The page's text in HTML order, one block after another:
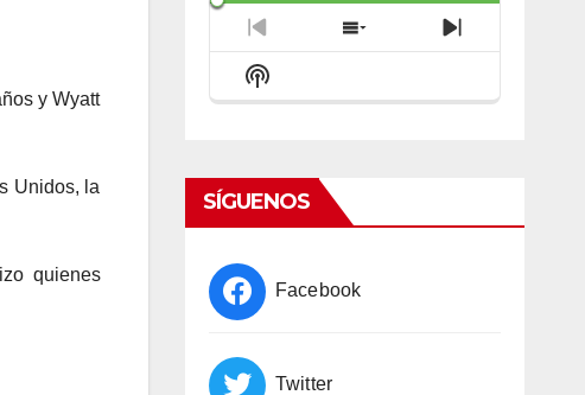
y Wyatt
Unidos, la
quienes
Previous
Episode
Show
Episodes
Next
Episode
Show
Podcast
SÍGUENOS
Facebook
Twitter